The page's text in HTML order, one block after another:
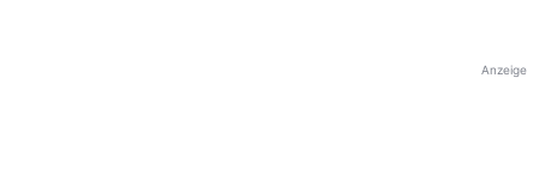
Anzeige